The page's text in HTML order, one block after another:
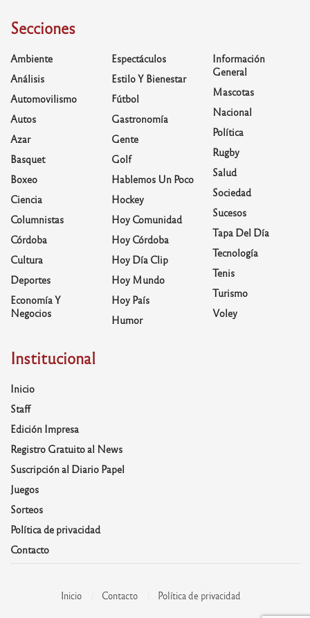
Secciones
Ambiente
Análisis
Automovilismo
Autos
Azar
Basquet
Boxeo
Ciencia
Columnistas
Córdoba
Cultura
Deportes
Economía Y
Negocios
Espectáculos
Estilo Y Bienestar
Fútbol
Gastronomía
Gente
Golf
Hablemos Un Poco
Hockey
Hoy Comunidad
Hoy Córdoba
Hoy Día Clip
Hoy Mundo
Hoy País
Humor
Información
General
Mascotas
Nacional
Política
Rugby
Salud
Sociedad
Sucesos
Tapa Del Día
Tecnología
Tenis
Turismo
Voley
Institucional
Inicio
Staff
Edición Impresa
Registro Gratuito al News
Suscripción al Diario Papel
Juegos
Sorteos
Política de privacidad
Contacto
Inicio Contacto Política de privacidad